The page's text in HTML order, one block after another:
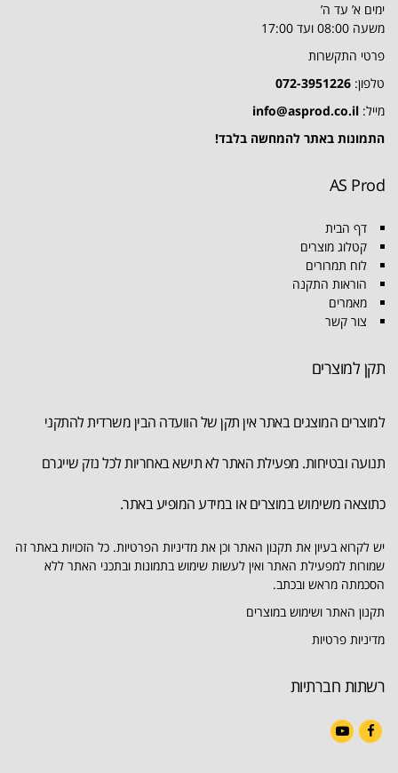
ימים א’ עד ה’
משעה 08:00 ועד 17:00
פרטי התקשרות
טלפון: 072-3951226
מייל: info@asprod.co.il
התמונות באתר להמחשה בלבד!
AS Prod
דף הבית
קטלוג מוצרים
לוח תמרורים
הוראות התקנה
מאמרים
צור קשר
תקן למוצרים
למוצרים המוצגים באתר אין תקן של הוועדה הבין משרדית להתקני
תנועה ובטיחות. מפעילת האתר לא תישא באחריות לכל נזק שייגרם
כתוצאה משימוש במוצרים או במידע המופיע באתר.
יש לקרוא בעיון את תקנון האתר וכן את מדיניות הפרטיות. כל הזכויות באתר זה
שמורות למפעילת האתר ואין לעשות שימוש בתמונות ובתכני האתר ללא
הסכמתה מראש ובכתב.
תקנון האתר ושימוש במוצרים
מדיניות פרטיות
רשתות חברתיות